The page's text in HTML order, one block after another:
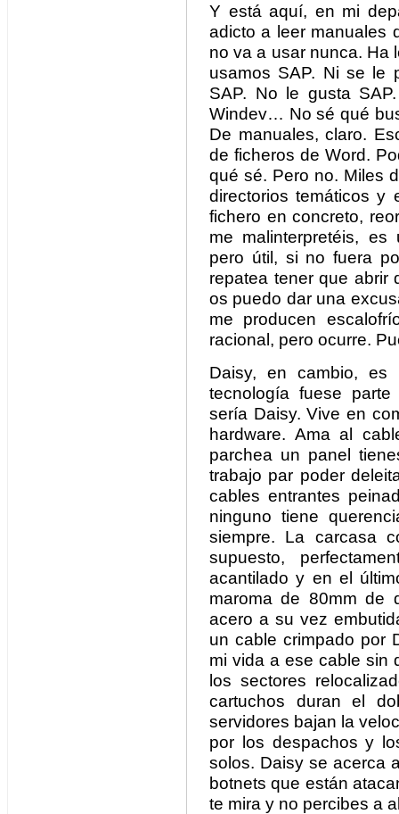
Y está aquí, en mi
adicto a leer manuales
no va a usar nunca. Ha
usamos SAP. Ni se le
SAP. No le gusta
Windev… No sé qué
De manuales, claro.
de ficheros de Word.
qué sé. Pero no. Miles
directorios temáticos y
fichero en concreto,
me malinterpretéis, es
pero útil, si no fuera
repatea tener que abrir
os puedo dar una
me producen
racional, pero ocurre.
Daisy, en cambio,
tecnología fuese
sería Daisy. Vive en
hardware. Ama al
parchea un panel
trabajo par poder
cables entrantes
ninguno tiene
siempre. La carcasa
supuesto,
acantilado y en el
maroma de 80mm de
acero a su vez
un cable crimpado por
mi vida a ese cable sin
los sectores
cartuchos duran el
servidores bajan la
por los despachos y
solos. Daisy se acerca
botnets que están
te mira y no percibes a